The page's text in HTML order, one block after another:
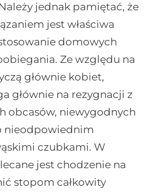
jednak pamiętać, że
jest właściwa
domowych
Ze względu na
głównie kobiet,
głównie na rezygnacji z
obcasów, niewygodnych
nieodpowiednim
czubkami. W
jest chodzenie na
stopom całkowity